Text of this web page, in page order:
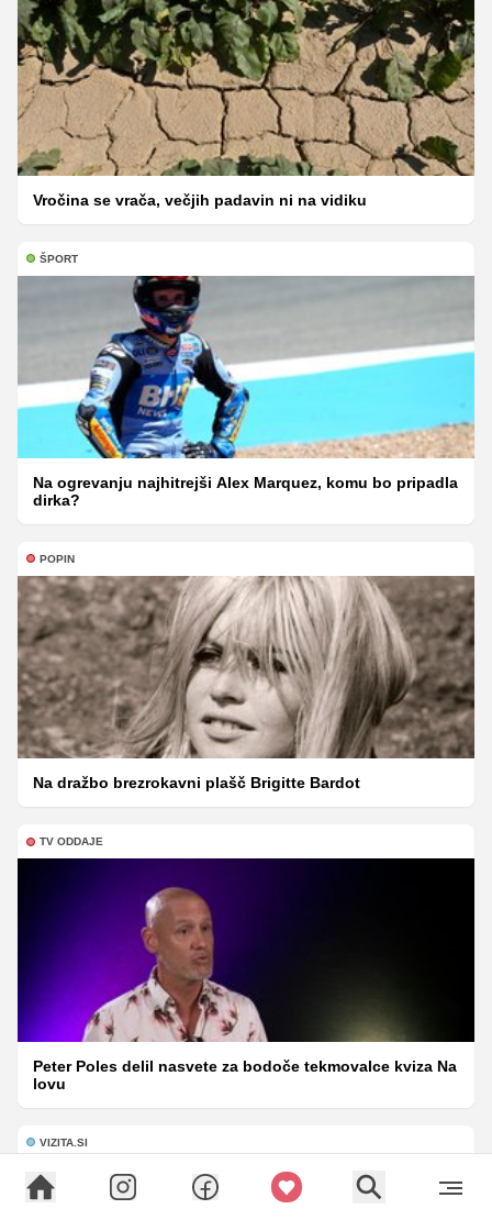
Vročina se vrača, večjih padavin ni na vidiku
ŠPORT
Na ogrevanju najhitrejši Alex Marquez, komu bo pripadla
dirka?
POPIN
Na dražbo brezrokavni plašč Brigitte Bardot
TV ODDAJE
Peter Poles delil nasvete za bodoče tekmovalce kviza Na
lovu
VIZITA.SI